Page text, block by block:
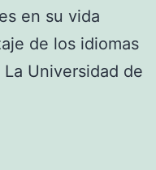
en su vida
de los idiomas
Universidad de